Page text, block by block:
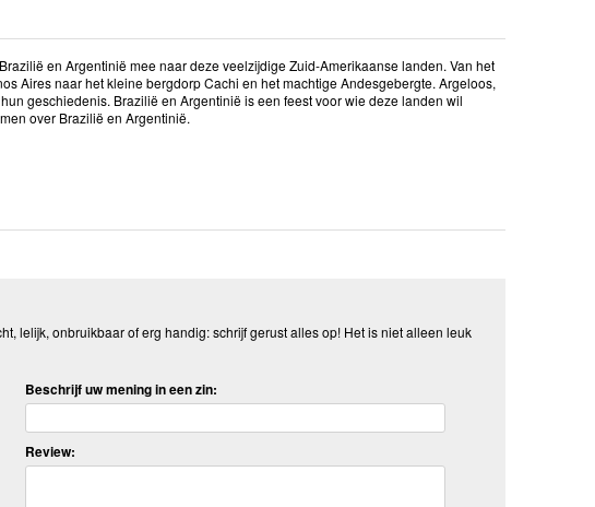
en Argentinië mee naar deze veelzijdige Zuid-Amerikaanse landen. Van het
Aires naar het kleine bergdorp Cachi en het machtige Andesgebergte. Argeloos,
geschiedenis. Brazilië en Argentinië is een feest voor wie deze landen wil
over Brazilië en Argentinië.
lelijk, onbruikbaar of erg handig: schrijf gerust alles op! Het is niet alleen leuk
Beschrijf uw mening in een zin:
Review: